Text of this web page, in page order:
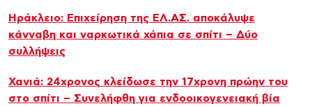
Ηράκλειο: Επιχείρηση της ΕΛ.ΑΣ. αποκάλυψε
κάνναβη και ναρκωτικά χάπια σε σπίτι – Δύο
συλλήψεις
Χανιά: 24χρονος κλείδωσε την 17χρονη πρώην του
στο σπίτι – Συνελήφθη για ενδοοικογενειακή βία